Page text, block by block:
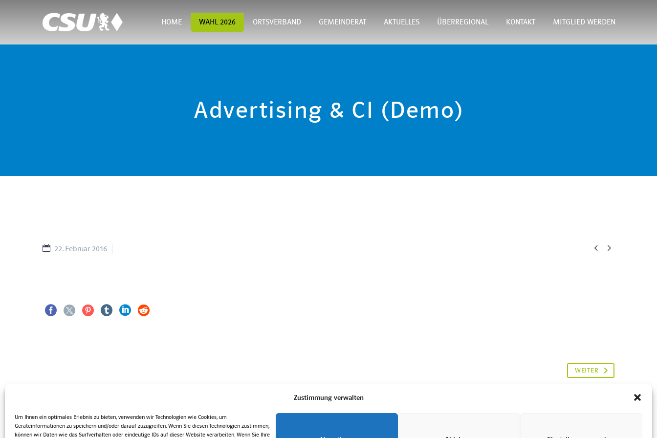
Zustimmung verwalten
Um Ihnen ein optimales Erlebnis zu bieten, verwenden wir Technologien wie Cookies, um
Geräteinformationen zu speichern und/oder darauf zuzugreifen. Wenn Sie diesen Technologien zustimmen,
können wir Daten wie das Surfverhalten oder eindeutige IDs auf dieser Website verarbeiten. Wenn Sie Ihre
HOME WAHL 2026 ORTSVERBAND GEMEINDERAT AKTUELLES ÜBERREGIONAL KONTAKT MITGLIED WERDEN
Advertising & CI (Demo)
 
22. Februar 2016
WEITER